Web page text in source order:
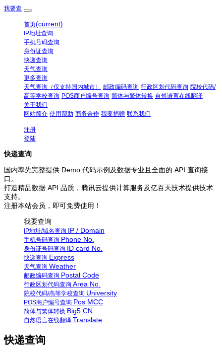
我要查
首页(current)
IP地址查询
手机号码查询
身份证查询
快递查询
天气查询
更多查询
天气查询（仅支持国内城市）
邮政编码查询 行政区划代码查询 院校代码/
高等学校查询 POS商户编号查询 简体与繁体转换 自然语言在线翻译
关于我们
网站简介 使用帮助 商务合作 我要捐赠 联系我们
注册
登陆
快递查询
国内率先完整提供 Demo 代码示例及数据专业且全面的 API 查询接
口。
打造精品数据 API 品质，腾讯云提供计算服务及亿百天技术提供技术
支持。
注册本站会员，即可免费使用！
我要查询
IP地址/域名查询 IP / Domain
手机号码查询 Phone No.
身份证号码查询 ID card No.
快递查询 Express
天气查询 Weather
邮政编码查询 Postal Code
行政区划代码查询 Area No.
院校代码/高等学校查询 University
POS商户编号查询 Pos MCC
简体与繁体转换 Big5 CN
自然语言在线翻译 Translate
快递查询